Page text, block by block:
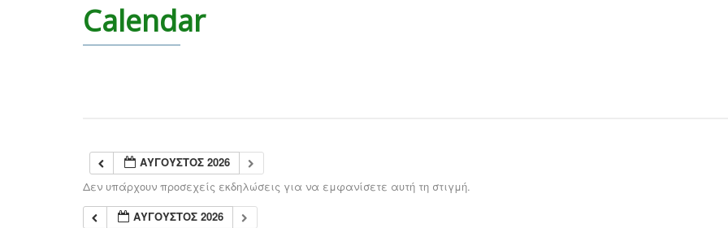
Calendar
ΑΎΓΟΥΣΤΟΣ 2026
Δεν υπάρχουν προσεχείς εκδηλώσεις για να εμφανίσετε αυτή τη στιγμή.
ΑΎΓΟΥΣΤΟΣ 2026